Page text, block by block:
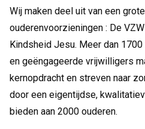
Wij maken deel uit van een
ouderenvoorzieningen : De
Kindsheid Jesu. Meer dan
en geëngageerde vrijwilligers
kernopdracht en streven naar
door een eigentijdse,
bieden aan 2000 ouderen.